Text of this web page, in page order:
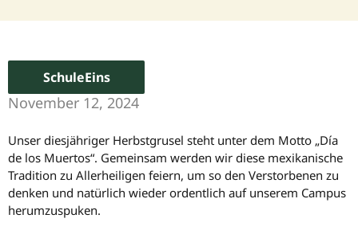
SchuleEins
November 12, 2024
Unser diesjähriger Herbstgrusel steht unter dem Motto „Día
de los Muertos“. Gemeinsam werden wir diese mexikanische
Tradition zu Allerheiligen feiern, um so den Verstorbenen zu
denken und natürlich wieder ordentlich auf unserem Campus
herumzuspuken.